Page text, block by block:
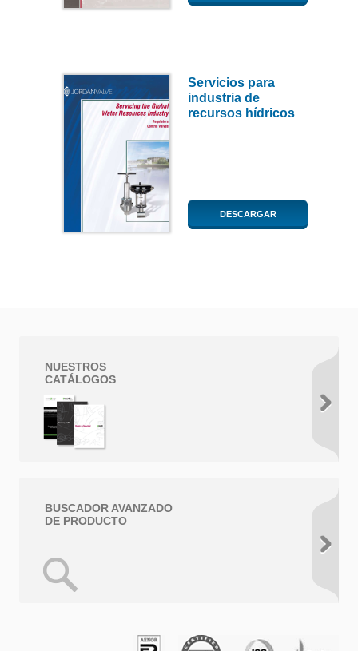
Servicios para
industria de
recursos hídricos
DESCARGAR
NUESTROS
CATÁLOGOS
BUSCADOR AVANZADO
DE PRODUCTO